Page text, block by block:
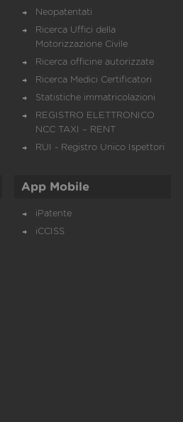
Neopatentati
Ricerca Uffici della
Motorizzazione Civile
Ricerca officine autorizzate
Ricerca Medici Certificatori
Statistiche immatricolazioni
REGISTRO ELETTRONICO
NCC TAXI – RENT
RUI - Registro Unico Ispettori
App Mobile
iPatente
iCCISS